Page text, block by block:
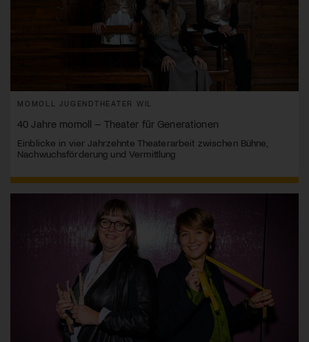
MOMOLL JUGENDTHEATER WIL
40 Jahre momoll – Theater für Generationen
Einblicke in vier Jahrzehnte Theaterarbeit zwischen Bühne,
Nachwuchsförderung und Vermittlung